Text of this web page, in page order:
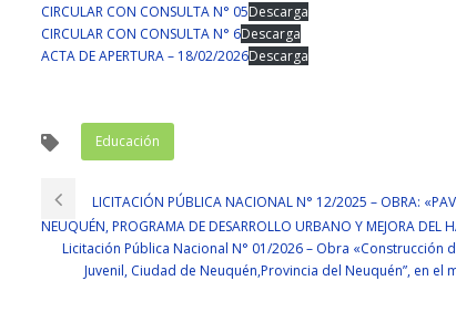
CIRCULAR CON CONSULTA N° 05Descarga
CIRCULAR CON CONSULTA N° 6Descarga
ACTA DE APERTURA – 18/02/2026Descarga
Educación
LICITACIÓN PÚBLICA NACIONAL N° 12/2025 – OBRA:
NEUQUÉN, PROGRAMA DE DESARROLLO URBANO Y MEJORA
Licitación Pública Nacional N° 01/2026 – Obra
Juvenil, Ciudad de Neuquén,Provincia del Neuquén”, en